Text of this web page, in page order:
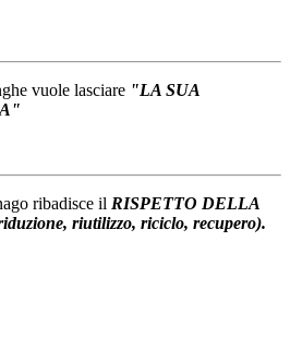
vuole lasciare "LA SUA
ribadisce il RISPETTO DELLA
riutilizzo, riciclo, recupero).